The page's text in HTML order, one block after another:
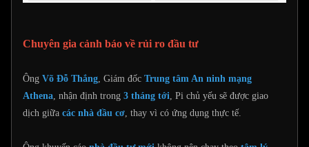
Chuyên gia cảnh báo về rủi ro đầu tư
Ông Võ Đỗ Thắng, Giám đốc Trung tâm An ninh mạng
Athena, nhận định trong 3 tháng tới, Pi chủ yếu sẽ được giao
dịch giữa các nhà đầu cơ, thay vì có ứng dụng thực tế.